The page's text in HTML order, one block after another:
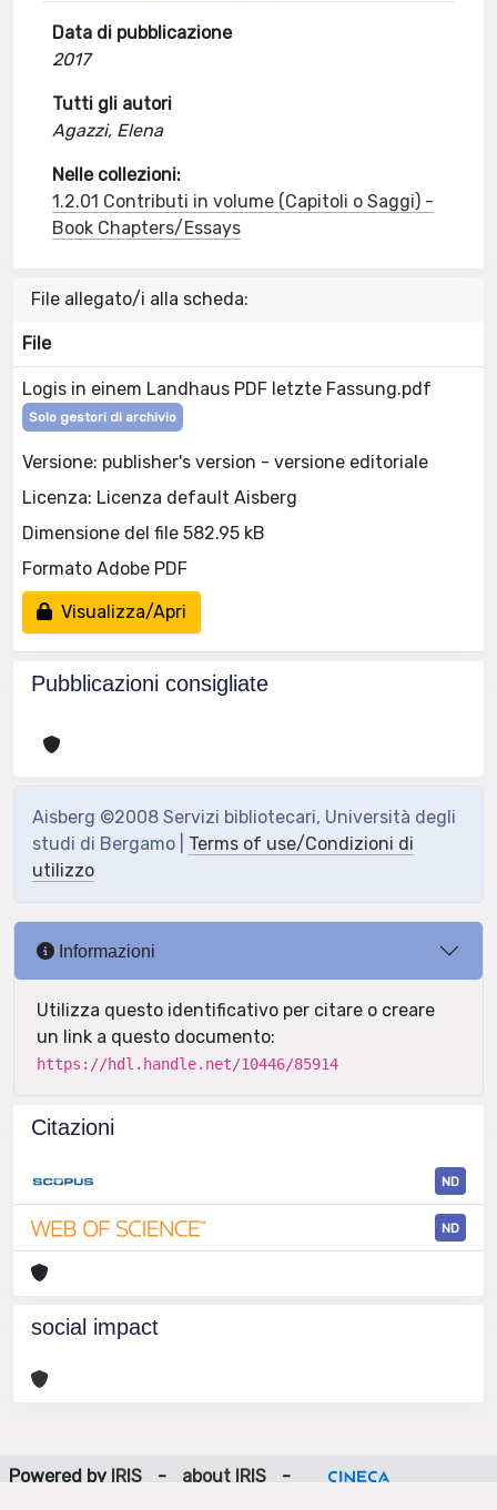
Data di pubblicazione
2017
Tutti gli autori
Agazzi, Elena
Nelle collezioni:
1.2.01 Contributi in volume (Capitoli o Saggi) -
Book Chapters/Essays
File allegato/i alla scheda:
File
Logis in einem Landhaus PDF letzte Fassung.pdf
Solo gestori di archivio
Versione: publisher's version - versione editoriale
Licenza: Licenza default Aisberg
Dimensione del file 582.95 kB
Formato Adobe PDF
Visualizza/Apri
Pubblicazioni consigliate
Aisberg ©2008 Servizi bibliotecari, Università degli
studi di Bergamo | Terms of use/Condizioni di
utilizzo
Informazioni
Utilizza questo identificativo per citare o creare
un link a questo documento:
https://hdl.handle.net/10446/85914
Citazioni
ND
ND
social impact
Powered by IRIS - about IRIS
-